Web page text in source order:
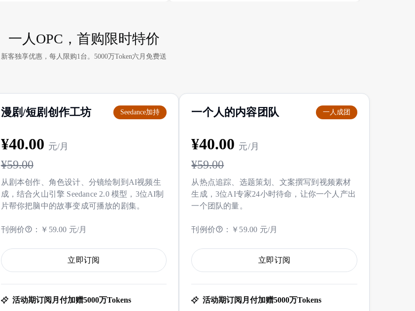
一人OPC，首购限时特价
新客独享优惠，每人限购1台。5000万Token六月免费送
漫剧/短剧创作工坊 Seedance加持
¥40.00 元/月
¥59.00
从剧本创作、角色设计、分镜绘制到AI视频生
成，结合火山引擎 Seedance 2.0 模型，3位AI制
片帮你把脑中的故事变成可播放的剧集。
刊例价 ： ￥59.00 元/月
立即订阅
活动期订阅月付加赠5000万Tokens
一个人的内容团队 一人成团
¥40.00 元/月
¥59.00
从热点追踪、选题策划、文案撰写到视频素材
生成，3位AI专家24小时待命，让你一个人产出
一个团队的量。
刊例价 ： ￥59.00 元/月
立即订阅
活动期订阅月付加赠5000万Tokens